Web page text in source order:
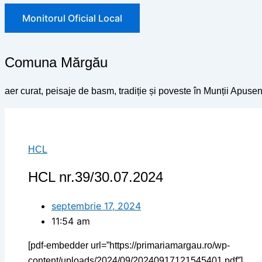
Monitorul Oficial Local
Comuna Mărgău
aer curat, peisaje de basm, tradiție și poveste în Munții
HCL
HCL nr.39/30.07.2024
septembrie 17, 2024
11:54 am
[pdf-embedder url=”https://primariamargau.ro/wp-